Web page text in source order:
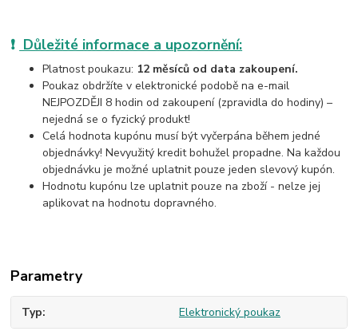
❗ Důležité informace a upozornění:
Platnost poukazu: 12 měsíců od data zakoupení.
Poukaz obdržíte v elektronické podobě na e-mail
NEJPOZDĚJI 8 hodin od zakoupení (zpravidla do hodiny) –
nejedná se o fyzický produkt!
Celá hodnota kupónu musí být vyčerpána během jedné
objednávky! Nevyužitý kredit bohužel propadne. Na každou
objednávku je možné uplatnit pouze jeden slevový kupón.
Hodnotu kupónu lze uplatnit pouze na zboží - nelze jej
aplikovat na hodnotu dopravného.
Parametry
Typ Elektronický poukaz